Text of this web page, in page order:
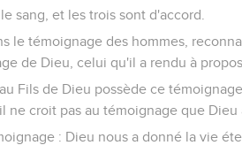
sang, et les trois sont d'accord.
le témoignage des hommes,
de Dieu, celui qu'il a rendu à
Fils de Dieu possède ce
ne croit pas au témoignage que Dieu
: Dieu nous a donné la vie